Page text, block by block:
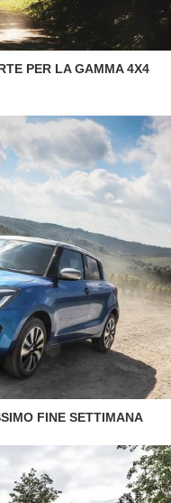
PER LA GAMMA 4X4
FINE SETTIMANA